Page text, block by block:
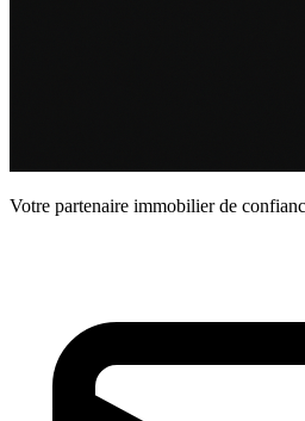
Votre partenaire immobilier de